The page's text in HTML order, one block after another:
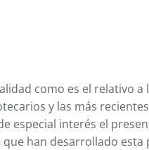
como es el relativo a
y las más
especial interés el
han desarrollado esta